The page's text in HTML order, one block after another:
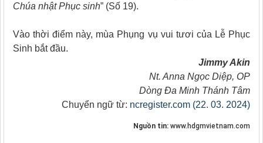
Chúa nhật Phục sinh” (Số 19).
Vào thời điểm này, mùa Phụng vụ vui tươi của Lễ Phục
Sinh bắt đầu.
Jimmy Akin
Nt. Anna Ngọc Diệp, OP
Dòng Đa Minh Thánh Tâm
Chuyển ngữ từ: ncregister.com (22. 03. 2024)
Nguồn tin: www.hdgmvietnam.com